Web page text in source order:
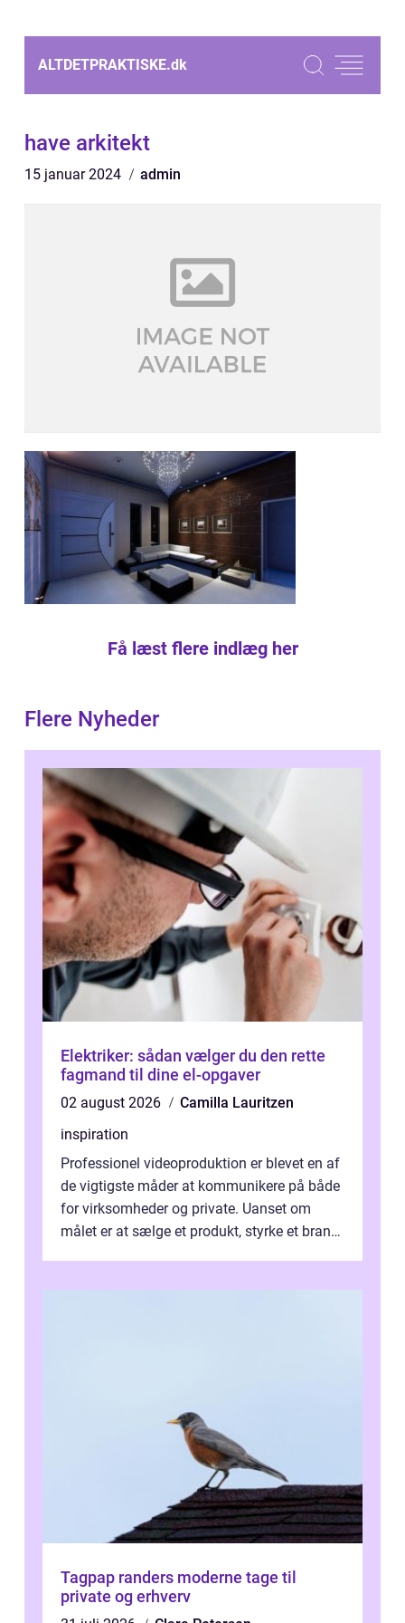
ALTDETPRAKTISKE.dk
have arkitekt
15 januar 2024 admin
Få læst flere indlæg her
Flere Nyheder
Elektriker: sådan vælger du den rette
fagmand til dine el-opgaver
02 august 2026
Camilla Lauritzen
inspiration
Professionel videoproduktion er blevet en af
de vigtigste måder at kommunikere på både
for virksomheder og private. Uanset om
målet er at sælge et produkt, styrke et brand,
Tagpap randers moderne tage til
private og erhverv